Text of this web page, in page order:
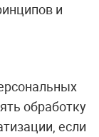
и
обработку
если